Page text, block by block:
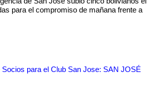
para el compromiso de mañana frente a
para el Club San Jose: SAN JOSÉ